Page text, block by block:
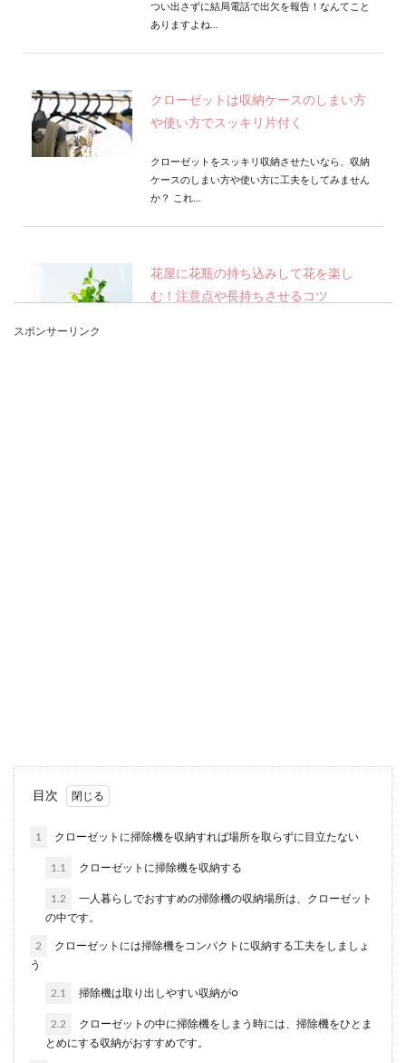
つい出さずに結局電話で出欠を報告！なんてこと
ありますよね...
クローゼットは収納ケースのしまい方
や使い方でスッキリ片付く
クローゼットをスッキリ収納させたいなら、収納
ケースのしまい方や使い方に工夫をしてみません
か？ これ...
花屋に花瓶の持ち込みして花を楽し
む！注意点や長持ちさせるコツ
方法として市販の殺虫剤を使うといった方法もあ
ために考えられる選択肢
金持ちになる方法が知りたいのに、具体的にはど
んなことをすれば良いのかわからない女性もいる
スポンサーリンク
目次
1 クローゼットに掃除機を収納すれば場所を取らずに目立たない
1.1 クローゼットに掃除機を収納する
1.2
一人暮らしでおすすめの掃除機の収納場所は、クローゼット
の中です。
2
クローゼットには掃除機をコンパクトに収納する工夫をしましょ
う
2.1 掃除機は取り出しやすい収納が○
2.2
クローゼットの中に掃除機をしまう時には、掃除機をひとま
とめにする収納がおすすめです。